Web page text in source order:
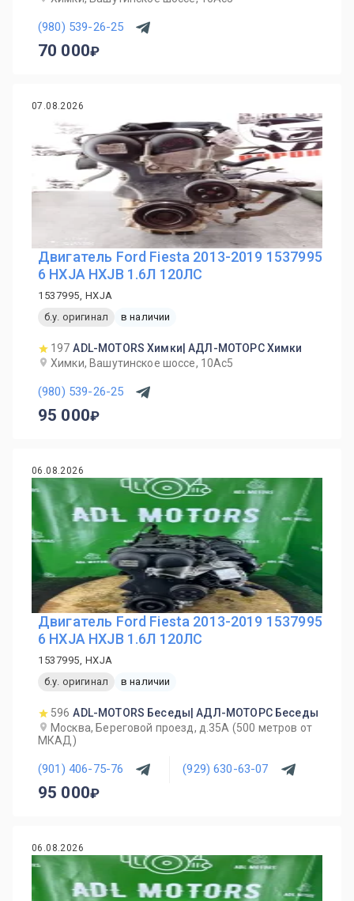
(980) 539-26-25
70 000
07.08.2026
Двигатель Ford Fiesta 2013-2019 1537995
6 HXJA HXJB 1.6Л 120ЛС
1537995, HXJA
б.у. оригинал
в наличии
197 ADL-MOTORS Химки| АДЛ-МОТОРС Химки
Химки, Вашутинское шоссе, 10Ас5
(980) 539-26-25
95 000
06.08.2026
Двигатель Ford Fiesta 2013-2019 1537995
6 HXJA HXJB 1.6Л 120ЛС
1537995, HXJA
б.у. оригинал
в наличии
596 ADL-MOTORS Беседы| АДЛ-МОТОРС Беседы
Москва, Береговой проезд, д.35А (500 метров от
МКАД)
(901) 406-75-76 (929) 630-63-07
95 000
06.08.2026